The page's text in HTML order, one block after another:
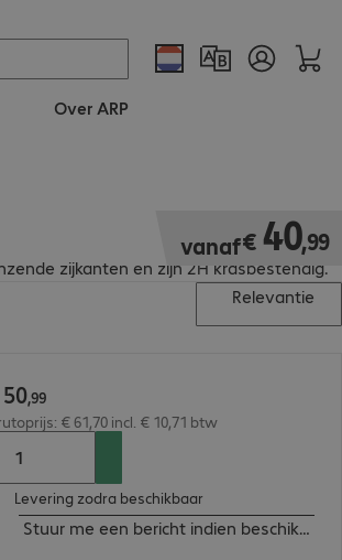
Over ARP
zijkanten en zijn 2H krasbestendig.
vanaf€ 40,99
€ 40,99
Relevantie
50,99
€ 61,70 incl. € 10,71 btw
Levering zodra beschikbaar
Stuur me een bericht indien beschikbaar